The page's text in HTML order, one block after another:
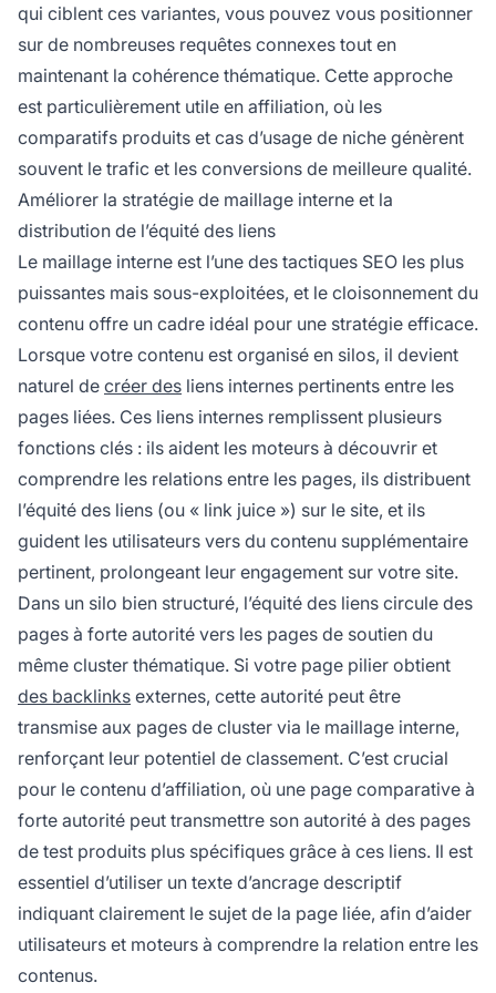
qui ciblent ces variantes, vous pouvez vous positionner
sur de nombreuses requêtes connexes tout en
maintenant la cohérence thématique. Cette approche
est particulièrement utile en affiliation, où les
comparatifs produits et cas d’usage de niche génèrent
souvent le trafic et les conversions de meilleure qualité.
Améliorer la stratégie de maillage interne et la
distribution de l’équité des liens
Le maillage interne est l’une des tactiques SEO les plus
puissantes mais sous-exploitées, et le cloisonnement du
contenu offre un cadre idéal pour une stratégie efficace.
Lorsque votre contenu est organisé en silos, il devient
naturel de créer des liens internes pertinents entre les
pages liées. Ces liens internes remplissent plusieurs
fonctions clés : ils aident les moteurs à découvrir et
comprendre les relations entre les pages, ils distribuent
l’équité des liens (ou « link juice ») sur le site, et ils
guident les utilisateurs vers du contenu supplémentaire
pertinent, prolongeant leur engagement sur votre site.
Dans un silo bien structuré, l’équité des liens circule des
pages à forte autorité vers les pages de soutien du
même cluster thématique. Si votre page pilier obtient
des backlinks externes, cette autorité peut être
transmise aux pages de cluster via le maillage interne,
renforçant leur potentiel de classement. C’est crucial
pour le contenu d’affiliation, où une page comparative à
forte autorité peut transmettre son autorité à des pages
de test produits plus spécifiques grâce à ces liens. Il est
essentiel d’utiliser un texte d’ancrage descriptif
indiquant clairement le sujet de la page liée, afin d’aider
utilisateurs et moteurs à comprendre la relation entre les
contenus.